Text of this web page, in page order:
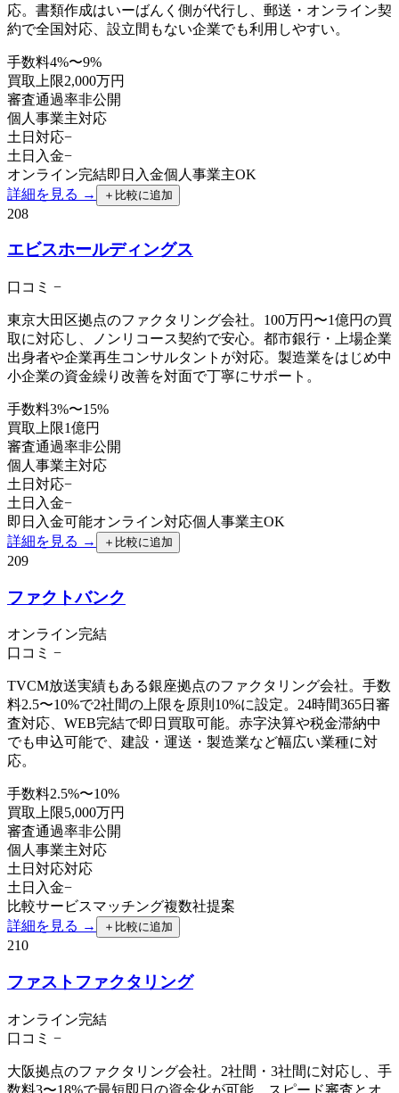
応。書類作成はいーばんく側が代行し、郵送・オンライン契
約で全国対応、設立間もない企業でも利用しやすい。
手数料4%〜9%
買取上限2,000万円
審査通過率非公開
個人事業主対応
土日対応−
土日入金−
オンライン完結即日入金個人事業主OK
詳細を見る →
＋ 比較に追加
208
エビスホールディングス
口コミ −
東京大田区拠点のファクタリング会社。100万円〜1億円の買
取に対応し、ノンリコース契約で安心。都市銀行・上場企業
出身者や企業再生コンサルタントが対応。製造業をはじめ中
小企業の資金繰り改善を対面で丁寧にサポート。
手数料3%〜15%
買取上限1億円
審査通過率非公開
個人事業主対応
土日対応−
土日入金−
即日入金可能オンライン対応個人事業主OK
詳細を見る →
＋ 比較に追加
209
ファクトバンク
オンライン完結
口コミ −
TVCM放送実績もある銀座拠点のファクタリング会社。手数
料2.5〜10%で2社間の上限を原則10%に設定。24時間365日審
査対応、WEB完結で即日買取可能。赤字決算や税金滞納中
でも申込可能で、建設・運送・製造業など幅広い業種に対
応。
手数料2.5%〜10%
買取上限5,000万円
審査通過率非公開
個人事業主対応
土日対応対応
土日入金−
比較サービスマッチング複数社提案
詳細を見る →
＋ 比較に追加
210
ファストファクタリング
オンライン完結
口コミ −
大阪拠点のファクタリング会社。2社間・3社間に対応し、手
数料3〜18%で最短即日の資金化が可能。スピード審査とオ